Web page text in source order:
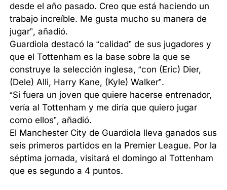
desde el año pasado. Creo que está haciendo un
trabajo increíble. Me gusta mucho su manera de
jugar”, añadió.
Guardiola destacó la “calidad” de sus jugadores y
que el Tottenham es la base sobre la que se
construye la selección inglesa, “con (Eric) Dier,
(Dele) Alli, Harry Kane, (Kyle) Walker”.
“Si fuera un joven que quiere hacerse entrenador,
vería al Tottenham y me diría que quiero jugar
como ellos”, añadió.
El Manchester City de Guardiola lleva ganados sus
seis primeros partidos en la Premier League. Por la
séptima jornada, visitará el domingo al Tottenham
que es segundo a 4 puntos.